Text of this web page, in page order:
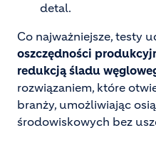
detal.
Co najważniejsze, testy
oszczędności
redukcją śladu
rozwiązaniem, które
branży, umożliwiając
środowiskowych bez